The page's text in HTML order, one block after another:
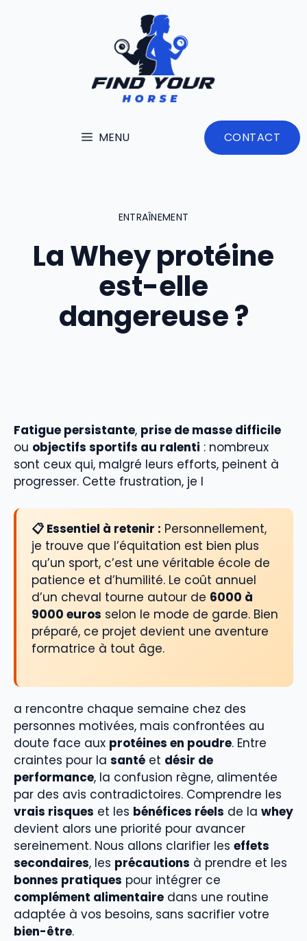
MENU CONTACT
ENTRAÎNEMENT
La Whey protéine
est-elle
dangereuse ?
Fatigue persistante, prise de masse difficile
ou objectifs sportifs au ralenti : nombreux
sont ceux qui, malgré leurs efforts, peinent à
progresser. Cette frustration, je l
📋 Essentiel à retenir : Personnellement,
je trouve que l’équitation est bien plus
qu’un sport, c’est une véritable école de
patience et d’humilité. Le coût annuel
d’un cheval tourne autour de 6000 à
9000 euros selon le mode de garde. Bien
préparé, ce projet devient une aventure
formatrice à tout âge.
a rencontre chaque semaine chez des
personnes motivées, mais confrontées au
doute face aux protéines en poudre. Entre
craintes pour la santé et désir de
performance, la confusion règne, alimentée
par des avis contradictoires. Comprendre les
vrais risques et les bénéfices réels de la whey
devient alors une priorité pour avancer
sereinement. Nous allons clarifier les effets
secondaires, les précautions à prendre et les
bonnes pratiques pour intégrer ce
complément alimentaire dans une routine
adaptée à vos besoins, sans sacrifier votre
bien-être.